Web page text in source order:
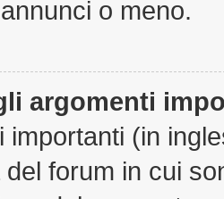
o meno.
argomenti
importanti (in
del forum in cui